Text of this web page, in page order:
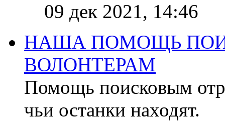
09 дек 2021, 14:46
НАША ПОМОЩЬ
ВОЛОНТЕРАМ
Помощь поисковым
чьи останки находят.